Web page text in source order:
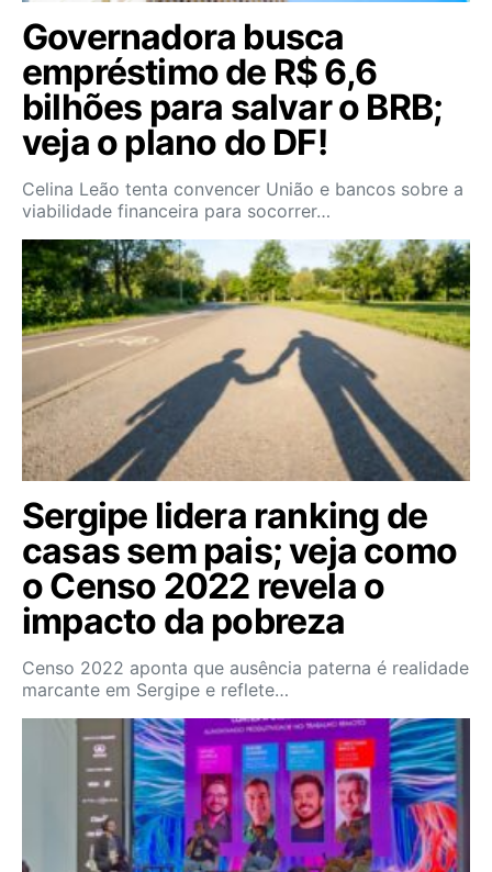
Governadora busca
empréstimo de R$ 6,6
bilhões para salvar o BRB;
veja o plano do DF!
Celina Leão tenta convencer União e bancos sobre a
viabilidade financeira para socorrer…
Sergipe lidera ranking de
casas sem pais; veja como
o Censo 2022 revela o
impacto da pobreza
Censo 2022 aponta que ausência paterna é realidade
marcante em Sergipe e reflete…